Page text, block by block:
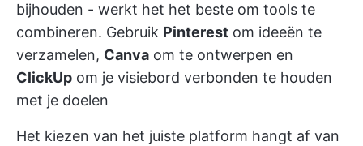
bijhouden - werkt het het beste om tools te
combineren. Gebruik Pinterest om ideeën te
verzamelen, Canva om te ontwerpen en
ClickUp om je visiebord verbonden te houden
met je doelen
Het kiezen van het juiste platform hangt af van